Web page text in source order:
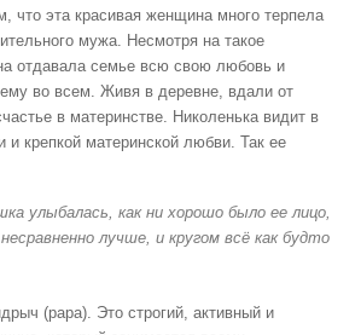
что эта красивая женщина много терпела
мужа. Несмотря на такое
отдавала семье всю свою любовь и
во всем. Живя в деревне, вдали от
в материнстве. Николенька видит в
и крепкой материнской любви. Так ее
улыбалась, как ни хорошо было ее лицо,
лучше, и кругом всё как будто
(papa). Это строгий, активный и